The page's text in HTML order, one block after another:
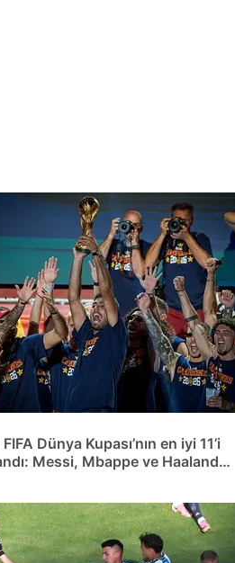
Dünya Kupası’nın en iyi 11’i
Messi, Mbappe ve Haaland